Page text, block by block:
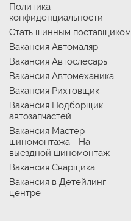
Политика
конфиденциальности
Стать шинным поставщиком
Вакансия Автомаляр
Вакансия Автослесарь
Вакансия Автомеханика
Вакансия Рихтовщик
Вакансия Подборщик
автозапчастей
Вакансия Мастер
шиномонтажа - На
выездной шиномонтаж
Вакансия Сварщика
Вакансия в Детейлинг
центре